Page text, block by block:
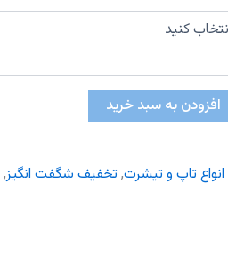
افزودن به سبد خرید
انواع تاپ و تیشرت, تخفیف شگفت انگیز,